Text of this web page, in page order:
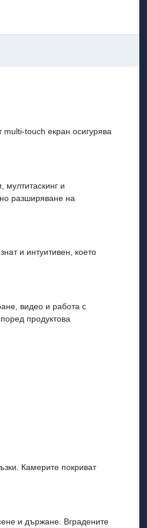
touch екран осигурява
мултитаскинг и
разширяване на
и интуитивен, което
видео и работа с
продуктова
Камерите покриват
и държане. Вградените